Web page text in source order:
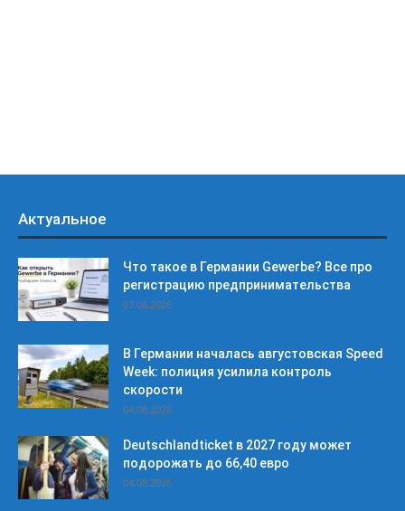
Актуальное
Что такое в Германии Gewerbe? Все про
регистрацию предпринимательства
07.08.2026
В Германии началась августовская Speed
Week: полиция усилила контроль
скорости
04.08.2026
Deutschlandticket в 2027 году может
подорожать до 66,40 евро
04.08.2026